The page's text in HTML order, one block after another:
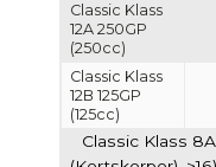
Classic Klass
12A 250GP
(250cc)
Classic Klass
12B 125GP
(125cc)
Classic Klass